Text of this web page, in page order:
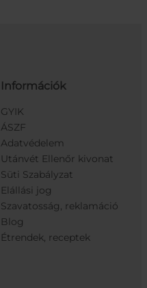
Információk
GYIK
ÁSZF
Adatvédelem
Utánvét Ellenőr kivonat
Süti Szabályzat
Elállási jog
Szavatosság, reklamáció
Blog
Étrendek, receptek